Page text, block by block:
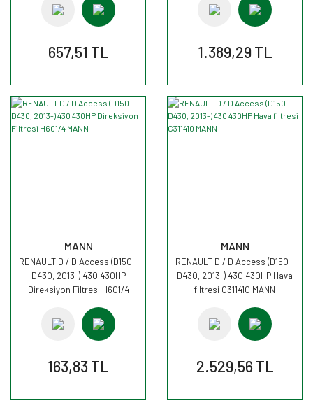
657,51 TL 1.389,29 TL
MANN
RENAULT D / D Access (D150 -
D430, 2013-) 430 430HP
Direksiyon Filtresi H601/4
163,83 TL
MANN
RENAULT D / D Access (D150 -
D430, 2013-) 430 430HP Hava
filtresi C311410 MANN
2.529,56 TL